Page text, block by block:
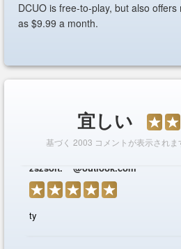
DCUO is free-to-play, but also
as $9.99 a month.